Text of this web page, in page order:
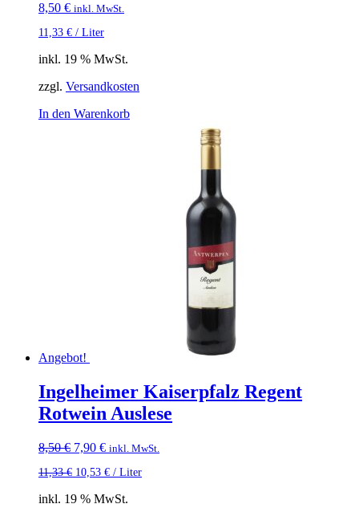
8,50 € inkl. MwSt.
11,33 € / Liter
inkl. 19 % MwSt.
zzgl. Versandkosten
In den Warenkorb
Angebot!
Ingelheimer Kaiserpfalz Regent
Rotwein Auslese
8,50€ Ursprünglicher
war:
7,90 €Aktueller
ist:
inkl. MwSt.
11,33€ 10,53 € / Liter
inkl. 19 % MwSt.